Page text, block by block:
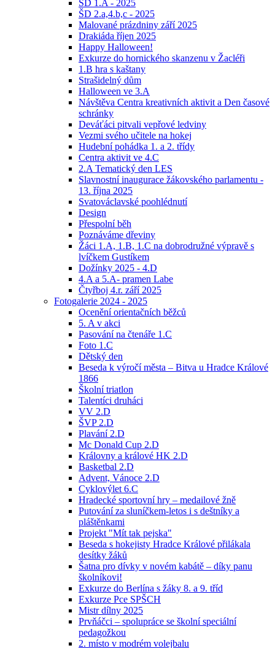
ŠD 1.A - 2025
ŠD 2.a,4.b,c - 2025
Malované prázdniny září 2025
Drakiáda říjen 2025
Happy Halloween!
Exkurze do hornického skanzenu v Žacléři
1.B hra s kaštany
Strašidelný dům
Halloween ve 3.A
Návštěva Centra kreativních aktivit a Den časové
schránky
Deváťáci pitvali vepřové ledviny
Vezmi svého učitele na hokej
Hudební pohádka 1. a 2. třídy
Centra aktivit ve 4.C
2.A Tematický den LES
Slavnostní inaugurace žákovského parlamentu -
13. října 2025
Svatováclavské poohlédnutí
Design
Přespolní běh
Poznáváme dřeviny
Žáci 1.A, 1.B, 1.C na dobrodružné výpravě s
lvíčkem Gustíkem
Dožínky 2025 - 4.D
4.A a 5.A- pramen Labe
Čtyřboj 4.r. září 2025
Fotogalerie 2024 - 2025
Ocenění orientačních běžců
5. A v akci
Pasování na čtenáře 1.C
Foto 1.C
Dětský den
Beseda k výročí města – Bitva u Hradce Králové
1866
Školní triatlon
Talentíci druháci
VV 2.D
ŠVP 2.D
Plavání 2.D
Mc Donald Cup 2.D
Královny a králové HK 2.D
Basketbal 2.D
Advent, Vánoce 2.D
Cyklovýlet 6.C
Hradecké sportovní hry – medailové žně
Putování za sluníčkem-letos i s deštníky a
pláštěnkami
Projekt "Mít tak pejska"
Beseda s hokejisty Hradce Králové přilákala
desítky žáků
Šatna pro dívky v novém kabátě – díky panu
školníkovi!
Exkurze do Berlína s žáky 8. a 9. tříd
Exkurze Pce SPŠCH
Mistr dílny 2025
Prvňáčci – spolupráce se školní speciální
pedagožkou
2. místo v modrém volejbalu